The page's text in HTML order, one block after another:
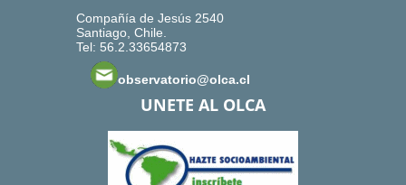
Compañía de Jesús 2540
Santiago, Chile.
Tel: 56.2.33654873
observatorio@olca.cl
UNETE AL OLCA